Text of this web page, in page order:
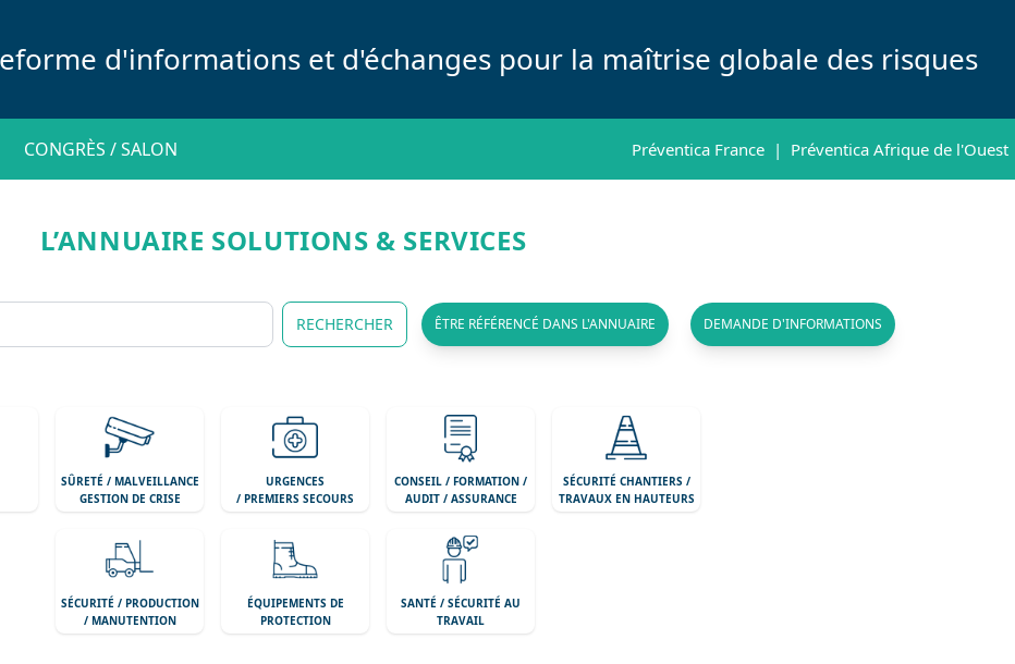
d'informations et d'échanges pour la maîtrise globale des risques
CONGRÈS / SALON Préventica France | Préventica Afrique de l'Ouest
L’ANNUAIRE SOLUTIONS & SERVICES
RECHERCHER ÊTRE RÉFÉRENCÉ DANS L'ANNUAIRE DEMANDE D'INFORMATIONS
SÛRETÉ / MALVEILLANCE
GESTION DE CRISE
URGENCES
/ PREMIERS SECOURS
CONSEIL / FORMATION /
AUDIT / ASSURANCE
SÉCURITÉ CHANTIERS /
TRAVAUX EN HAUTEURS
SÉCURITÉ / PRODUCTION
/ MANUTENTION
ÉQUIPEMENTS DE
PROTECTION
SANTÉ / SÉCURITÉ AU
TRAVAIL